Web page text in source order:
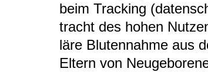
beim Tracking
tracht des hohen
läre Blu­ten­nahme aus
Eltern von